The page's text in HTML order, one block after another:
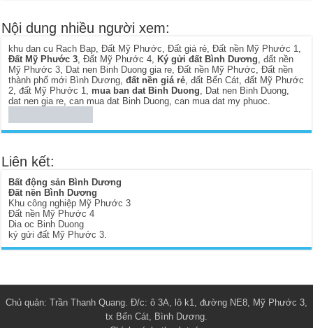
Nội dung nhiều người xem:
khu dan cu Rach Bap ,Đất Mỹ Phước ,Đất giá rẻ ,Đất nền Mỹ Phước 1
Đất Mỹ Phước 3 ,Đất Mỹ Phước 4 Ký gửi đất Bình Dương ,đất nền
Mỹ Phước 3
Dat nen Binh Duong gia re ,Đất nền Mỹ Phước ,Đất nền
thành phố mới Bình Dương ,đất nền giá rẻ ,đất Bến Cát ,đất Mỹ Phước
2 ,đất Mỹ Phước 1 mua ban dat Binh Duong Dat nen Binh Duong
dat nen gia re ,can mua dat Binh Duong ,can mua dat my phuoc
Liên kết:
Bất động sản Bình Dương
Đất nền Bình Dương
Khu công nghiệp Mỹ Phước 3
Đất nền Mỹ Phước 4
Dia oc Binh Duong
ký gửi đất Mỹ Phước 3
Chủ quản: Trần Thanh Quang . Đ/c: ô 3A, lô k1, đường NE8, Mỹ Phước 3,
tx Bến Cát, Bình Dương.